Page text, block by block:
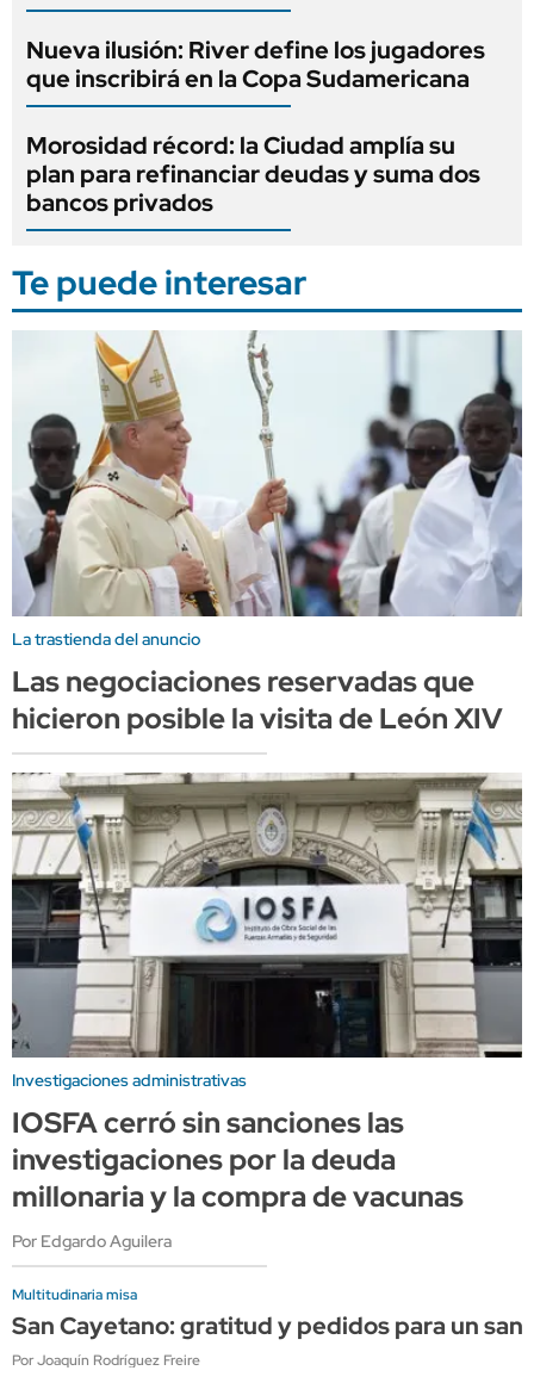
Nueva ilusión: River define los jugadores
que inscribirá en la Copa Sudamericana
Morosidad récord: la Ciudad amplía su
plan para refinanciar deudas y suma dos
bancos privados
Te puede interesar
La trastienda del anuncio
Las negociaciones reservadas que
hicieron posible la visita de León XIV
Investigaciones administrativas
IOSFA cerró sin sanciones las
investigaciones por la deuda
millonaria y la compra de vacunas
Por Edgardo Aguilera
Multitudinaria misa
San Cayetano: gratitud y pedidos para un
Por Joaquín Rodríguez Freire